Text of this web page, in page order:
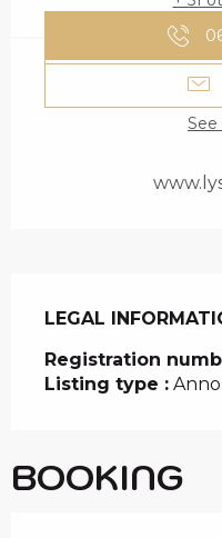
LEGAL
LEGAL
Registration
Listing type :
BOOKING